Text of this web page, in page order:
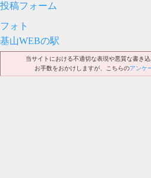
投稿フォーム
フォト
基山WEBの駅
当サイトにおける不適切な表現や悪質な書き
お手数をおかけしますが、こちらのアンケ